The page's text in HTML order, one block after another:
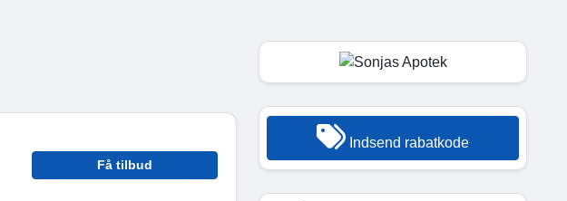
Få tilbud
Indsend rabatkode